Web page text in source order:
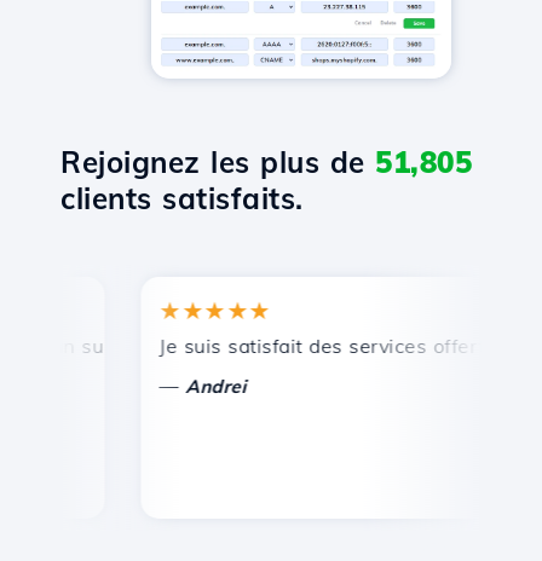
Rejoignez les plus de 51,805
clients satisfaits.
support technique rapide et efficace.
★★★★★
Je suis satisfait des services offerts par
Andrei